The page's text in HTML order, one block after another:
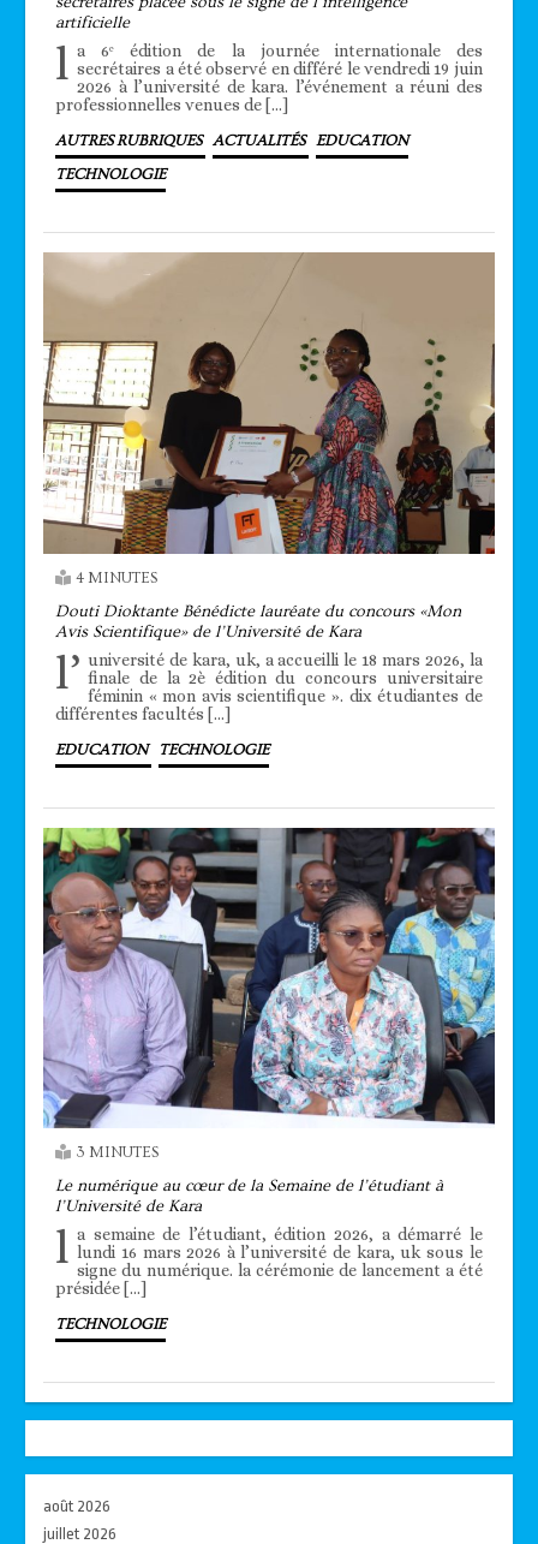
artificielle
l a 6ᵉ édition de la journée internationale des
secrétaires a été observé en différé le vendredi 19 juin
2026 à l’université de kara. l’événement a réuni des
professionnelles venues de […]
AUTRES RUBRIQUES ACTUALITÉS EDUCATION
TECHNOLOGIE
4 MINUTES
Douti Dioktante Bénédicte lauréate du concours «Mon
Avis Scientifique» de l’Université de Kara
l’ université de kara, uk, a accueilli le 18 mars 2026, la
finale de la 2è édition du concours universitaire
féminin « mon avis scientifique ». dix étudiantes de
différentes facultés […]
EDUCATION TECHNOLOGIE
3 MINUTES
Le numérique au cœur de la Semaine de l’étudiant à
l’Université de Kara
l a semaine de l’étudiant, édition 2026, a démarré le
lundi 16 mars 2026 à l’université de kara, uk sous le
signe du numérique. la cérémonie de lancement a été
présidée […]
TECHNOLOGIE
août 2026
juillet 2026